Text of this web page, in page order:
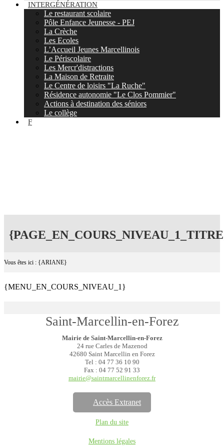
INTERGÉNÉRATION
Le restaurant scolaire
Pôle Enfance Jeunesse - PEJ
La Crèche
Les Ecoles
L’Accueil Jeunes Marcellinois
Le Périscolaire
Les Mercr'distractions
La Maison de Retraite
Le Centre de loisirs "La Ruche"
Résidence autonomie "Le Clos Pommier"
Actions à destination des séniors
Le collège
F
Vous êtes ici : {ARIANE}
{MENU_EN_COURS_NIVEAU_1}
Saint-Marcellin-en-Forez
Mairie de Saint-Marcellin-en-Forez
24 rue Carles de Mazenod
42680 Saint Marcellin en Forez
Tel : 04 77 36 10 90
Fax : 04 77 52 91 33
mairie@saintmarcellinenforez.fr
Accès Extranet
Plan du site
Mentions légales